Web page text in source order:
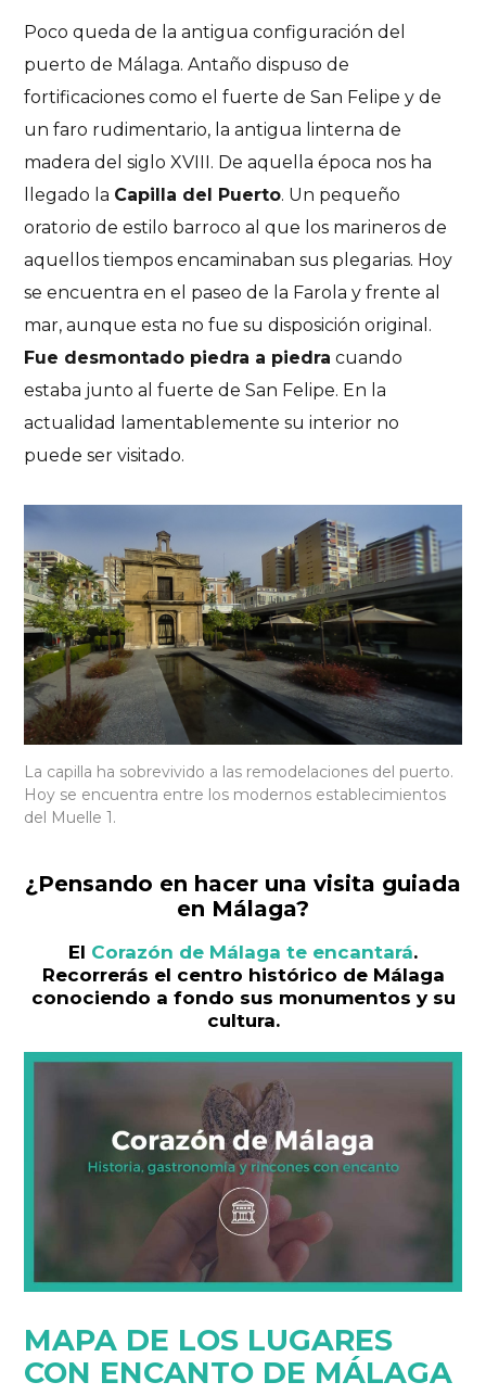
Poco queda de la antigua configuración del
puerto de Málaga. Antaño dispuso de
fortificaciones como el fuerte de San Felipe y de
un faro rudimentario, la antigua linterna de
madera del siglo XVIII. De aquella época nos ha
llegado la Capilla del Puerto. Un pequeño
oratorio de estilo barroco al que los marineros de
aquellos tiempos encaminaban sus plegarias. Hoy
se encuentra en el paseo de la Farola y frente al
mar, aunque esta no fue su disposición original.
Fue desmontado piedra a piedra cuando
estaba junto al fuerte de San Felipe. En la
actualidad lamentablemente su interior no
puede ser visitado.
La capilla ha sobrevivido a las remodelaciones del puerto.
Hoy se encuentra entre los modernos establecimientos
del Muelle 1.
¿Pensando en hacer una visita guiada
en Málaga?
El Corazón de Málaga te encantará.
Recorrerás el centro histórico de Málaga
conociendo a fondo sus monumentos y su
cultura.
MAPA DE LOS LUGARES
CON ENCANTO DE MÁLAGA